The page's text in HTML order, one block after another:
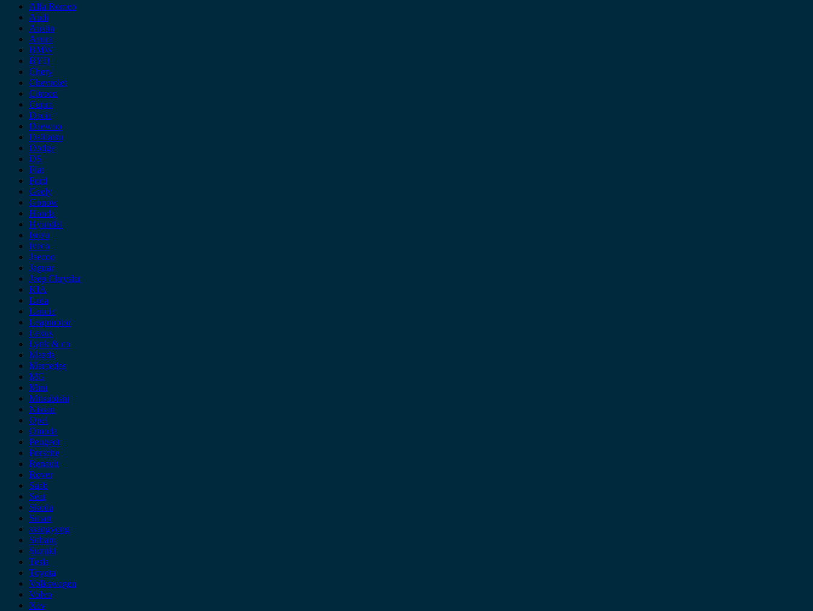
Alfa Romeo
Audi
Austin
Acura
BMW
BYD
Chery
Chevrolet
Citroen
Cupra
Dacia
Daewoo
Daihatsu
Dodge
DS
Fiat
Ford
Geely
Gonow
Honda
Hyundai
Isuzu
iveco
Jaecoo
Jaguar
Jeep Chrysler
KIA
Lada
Lancia
Leapmotor
Lexus
Lynk & co
Mazda
Mercedes
MG
Mini
Mitsubishi
Nissan
Opel
Omoda
Peugeot
Porsche
Renault
Rover
Saab
Seat
Skoda
Smart
ssangyong
Subaru
Suzuki
Tesla
Toyota
Volkswagen
Volvo
Xev